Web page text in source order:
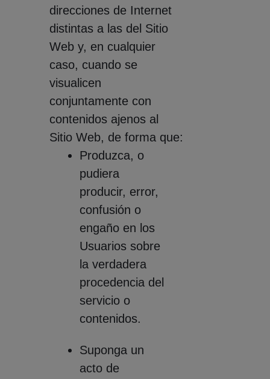
direcciones de Internet
distintas a las del Sitio
Web y, en cualquier
caso, cuando se
visualicen
conjuntamente con
contenidos ajenos al
Sitio Web, de forma que:
Produzca, o
pudiera
producir, error,
confusión o
engaño en los
Usuarios sobre
la verdadera
procedencia del
servicio o
contenidos.
Suponga un
acto de